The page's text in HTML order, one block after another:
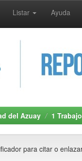
Listar Ayuda
del Azuay 1
para citar o